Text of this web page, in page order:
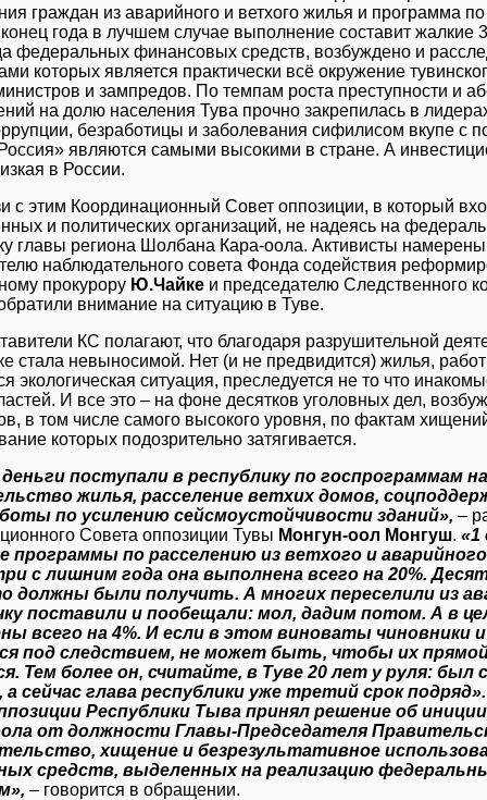
граждан из аварийного и ветхого жилья и программа
года в лучшем случае выполнение составит жалкие
федеральных финансовых средств, возбуждено и
которых является практически всё окружение
и зампредов. По темпам роста преступности и
на долю населения Тува прочно закрепилась в
безработицы и заболевания сифилисом вкупе с
являются самыми высокими в стране. А
в России.
с этим Координационный Совет оппозиции, в который
и политических организаций, не надеясь на
главы региона Шолбана Кара-оола. Активисты
наблюдательного совета Фонда содействия
прокурору Ю.Чайке и председателю Следственного
внимание на ситуацию в Туве.
КС полагают, что благодаря разрушительной
стала невыносимой. Нет (и не предвидится) жилья,
экологическая ситуация, преследуется не то что
И все это – на фоне десятков уголовных дел,
в том числе самого высокого уровня, по фактам
которых подозрительно затягивается.
поступали в республику по госпрограммам
жилья, расселение ветхих домов,
по усилению сейсмоустойчивости зданий», –
Совета оппозиции Тувы Монгун-оол Монгуш. «1
программы по расселению из ветхого и
с лишним года она выполнена всего на 20%.
должны были получить. А многих переселили из
поставили и пообещали: мол, дадим потом. А в
всего на 4%. И если в этом виноваты чиновники
под следствием, не может быть, чтобы их прямой
Тем более он, считайте, в Туве 20 лет у руля: был
а сейчас глава республики уже третий срок
Республики Тыва принял решение об
от должности Главы-Председателя
хищение и безрезультативное
средств, выделенных на реализацию
– говорится в обращении.